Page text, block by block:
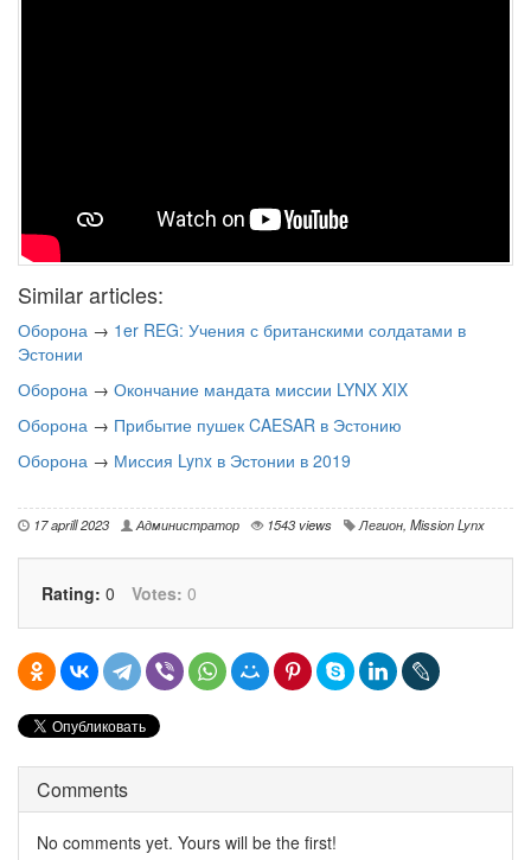
Similar articles:
Оборона → 1er REG: Учения с британскими солдатами в
Эстонии
Оборона → Окончание мандата миссии LYNX XIX
Оборона → Прибытие пушек CAESAR в Эстонию
Оборона → Миссия Lynx в Эстонии в 2019
17 aprill 2023 Администратор 1543 views Легион, Mission Lynx
Rating: 0 Votes: 0
Comments
No comments yet. Yours will be the first!